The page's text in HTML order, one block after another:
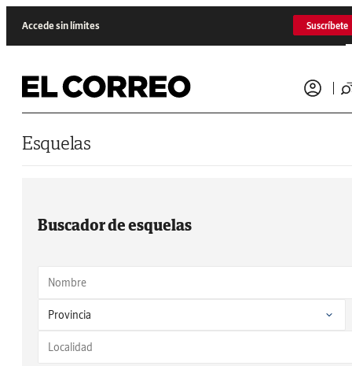
Accede sin límites Suscríbete
Esquelas
Buscador de esquelas